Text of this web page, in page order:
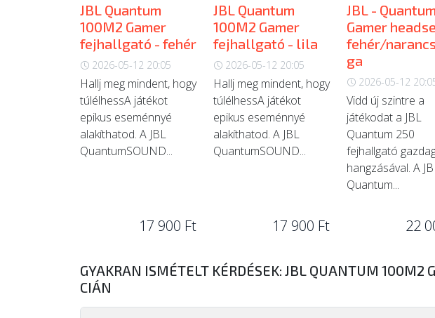
JBL Quantum
100M2 Gamer
fejhallgató - fehér
2026-05-12 20:05
Hallj meg mindent, hogy
túlélhessA játékot
epikus eseménnyé
alakíthatod. A JBL
QuantumSOUND...
17 900 Ft
JBL Quantum
100M2 Gamer
fejhallgató - lila
2026-05-12 20:05
Hallj meg mindent, hogy
túlélhessA játékot
epikus eseménnyé
alakíthatod. A JBL
QuantumSOUND...
17 900 Ft
JBL -
Gamer
fehér/
ga
2026-05-12
Vidd új szintre a
játékodat a JBL
Quantum 250
fejhallgató
hangzásával. A
Quantum...
22
GYAKRAN ISMÉTELT KÉRDÉSEK: JBL QUANTUM 100M2
CIÁN